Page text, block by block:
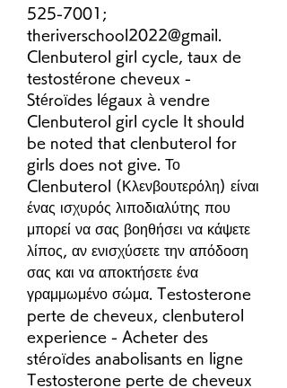
525-7001;
theriverschool2022@gmail.
Clenbuterol girl cycle, taux de
testostérone cheveux -
Stéroïdes légaux à vendre
Clenbuterol girl cycle It should
be noted that clenbuterol for
girls does not give. Το
Clenbuterol (Κλενβουτερόλη) είναι
ένας ισχυρός λιποδιαλύτης που
μπορεί να σας βοηθήσει να κάψετε
λίπος, αν ενισχύσετε την απόδοση
σας και να αποκτήσετε ένα
γραμμωμένο σώμα. Testosterone
perte de cheveux, clenbuterol
experience - Acheter des
stéroïdes anabolisants en ligne
Testosterone perte de cheveux